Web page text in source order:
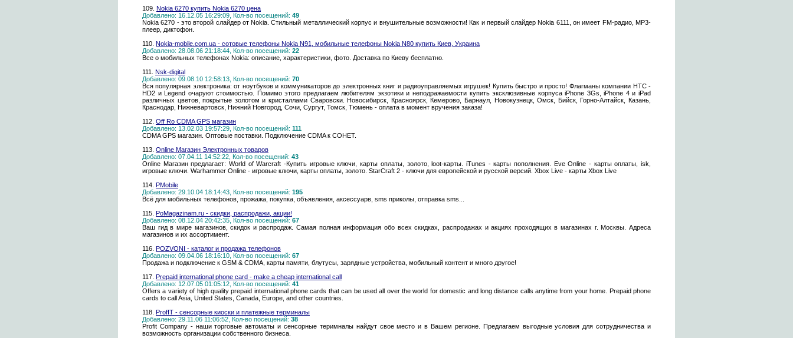
109. Nokia 6270 купить Nokia 6270 цена
Добавлено: 16.12.05 16:29:09, Кол-во посещений: 49
Nokia 6270 - это второй слайдер от Nokia. Стильный металлический корпус и внушительные возможности! Как и первый слайдер Nokia 6111, он имеет FM-радио, МР3-
плеер, диктофон.
110. Nokia-mobile.com.ua - сотовые телефоны Nokia N91, мобильные телефоны Nokia N80 купить Киев, Украина
Добавлено: 28.08.06 21:18:44, Кол-во посещений: 22
Все о мобильных телефонах Nokia: описание, характеристики, фото. Доставка по Киеву бесплатно.
111. Nsk-digital
Добавлено: 09.08.10 12:58:13, Кол-во посещений: 70
Вся популярная электроника: от ноутбуков и коммуникаторов до электронных книг и радиоуправляемых игрушек! Купить быстро и просто! Флагманы компании HTC -
HD2 и Legend очаруют стоимостью. Помимо этого предлагаем любителям экзотики и неподражаемости купить эксклюзивные корпуса iPhone 3Gs, iPhone 4 и iPad
различных цветов, покрытые золотом и кристаллами Сваровски. Новосибирск, Красноярск, Кемерово, Барнаул, Новокузнецк, Омск, Бийск, Горно-Алтайск, Казань,
Краснодар, Нижневартовск, Нижний Новгород, Сочи, Сургут, Томск, Тюмень - оплата в момент вручения заказа!
112. Off Ro CDMA GPS магазин
Добавлено: 13.02.03 19:57:29, Кол-во посещений: 111
CDMA GPS магазин. Оптовые поставки. Подключение CDMA к СОНЕТ.
113. Online Магазин Электронных товаров
Добавлено: 07.04.11 14:52:22, Кол-во посещений: 43
Online Магазин предлагает: World of Warcraft -Купить игровые ключи, карты оплаты, золото, loot-карты. iTunes - карты пополнения. Eve Online - карты оплаты, isk,
игровые ключи. Warhammer Online - игровые ключи, карты оплаты, золото. StarCraft 2 - ключи для европейской и русской версий. Xbox Live - карты Xbox Live
114. PMobile
Добавлено: 29.10.04 18:14:43, Кол-во посещений: 195
Всё для мобильных телефонов, прожажа, покупка, объявления, аксессуарв, sms приколы, отправка sms...
115. PoMagazinam.ru - скидки, распродажи, акции!
Добавлено: 08.12.04 20:42:35, Кол-во посещений: 67
Ваш гид в мире магазинов, скидок и распродаж. Самая полная информация обо всех скидках, распродажах и акциях проходящих в магазинах г. Москвы. Адреса
магазинов и их ассортимент.
116. POZVONI - каталог и продажа телефонов
Добавлено: 09.04.06 18:16:10, Кол-во посещений: 67
Продажа и подключение к GSM & CDMA, карты памяти, блутусы, зарядные устройства, мобильный контент и много другое!
117. Prepaid international phone card - make a cheap international call
Добавлено: 12.07.05 01:05:12, Кол-во посещений: 41
Offers a variety of high quality prepaid international phone cards that can be used all over the world for domestic and long distance calls anytime from your home. Prepaid phone
cards to call Asia, United States, Canada, Europe, and other countries.
118. ProfIT - сенсорные киоски и платежные терминалы
Добавлено: 29.11.06 11:06:52, Кол-во посещений: 38
Profit Company - наши торговые автоматы и сенсорные теримналы найдут свое место и в Вашем регионе. Предлагаем выгодные условия для сотрудничества и
возможность организации собственного бизнеса.